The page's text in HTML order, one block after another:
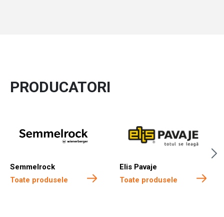
PRODUCATORI
Semmelrock
Toate produsele
Elis Pavaje
Toate produsele